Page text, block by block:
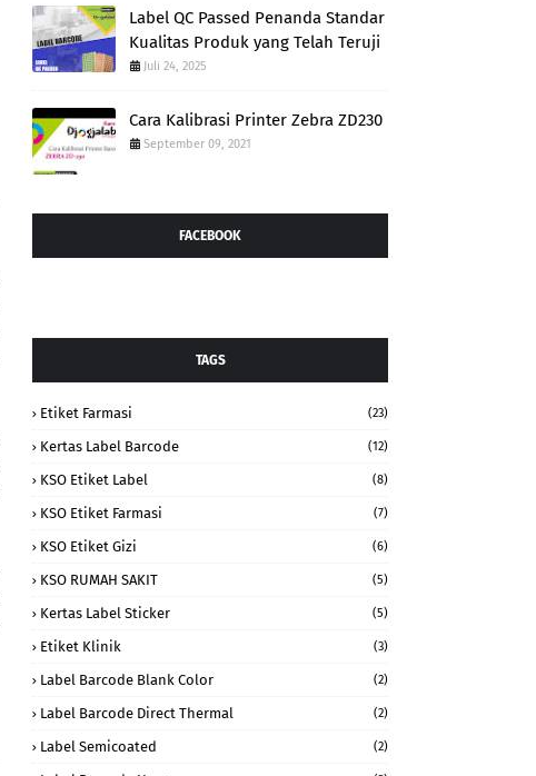
Label QC Passed Penanda Standar
Kualitas Produk yang Telah Teruji
Juli 24, 2025
Cara Kalibrasi Printer Zebra ZD230
September 09, 2021
FACEBOOK
TAGS
Etiket Farmasi (23)
Kertas Label Barcode (12)
KSO Etiket Label (8)
KSO Etiket Farmasi (7)
KSO Etiket Gizi (6)
KSO RUMAH SAKIT (5)
Kertas Label Sticker (5)
Etiket Klinik (3)
Label Barcode Blank Color (2)
Label Barcode Direct Thermal (2)
Label Semicoated (2)